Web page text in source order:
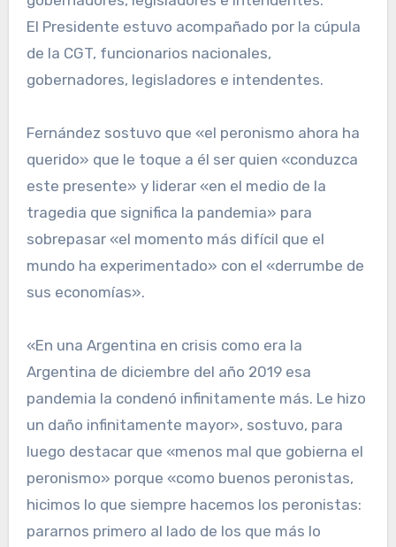
El Presidente estuvo acompañado por la cúpula
de la CGT, funcionarios nacionales,
gobernadores, legisladores e intendentes.
Fernández sostuvo que «el peronismo ahora ha
querido» que le toque a él ser quien «conduzca
este presente» y liderar «en el medio de la
tragedia que significa la pandemia» para
sobrepasar «el momento más difícil que el
mundo ha experimentado» con el «derrumbe de
sus economías».
«En una Argentina en crisis como era la
Argentina de diciembre del año 2019 esa
pandemia la condenó infinitamente más. Le hizo
un daño infinitamente mayor», sostuvo, para
luego destacar que «menos mal que gobierna el
peronismo» porque «como buenos peronistas,
hicimos lo que siempre hacemos los peronistas:
pararnos primero al lado de los que más lo